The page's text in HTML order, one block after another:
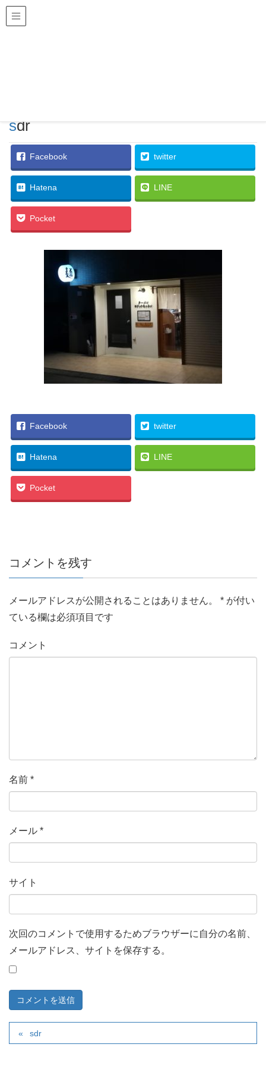
sdr
Facebook twitter
Hatena LINE
Pocket
Facebook twitter
Hatena LINE
Pocket
コメントを残す
メールアドレスが公開されることはありません。 * が付い
ている欄は必須項目です
コメント
名前 *
メール *
サイト
次回のコメントで使用するためブラウザーに自分の名前、
メールアドレス、サイトを保存する。
sdr